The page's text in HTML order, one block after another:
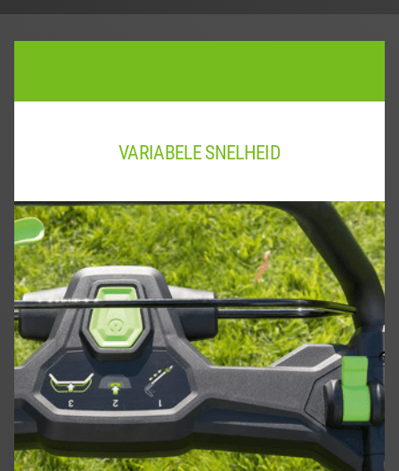
VARIABELE SNELHEID